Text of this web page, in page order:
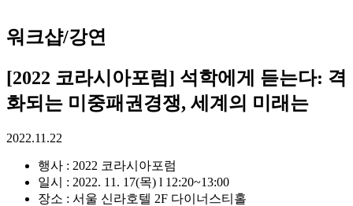
워크샵/강연
[2022 코라시아포럼] 석학에게 듣는다: 격
화되는 미중패권경쟁, 세계의 미래는
2022.11.22
행사 : 2022 코라시아포럼
일시 : 2022. 11. 17(목) l 12:20~13:00
장소 : 서울 신라호텔 2F 다이너스티홀